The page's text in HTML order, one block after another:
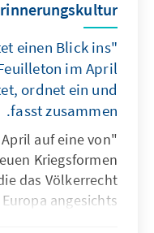
einen Blick ins
im April
ordnet ein und
fasst zusammen.
auf eine von
Kriegsformen
das Völkerrecht
angesichts